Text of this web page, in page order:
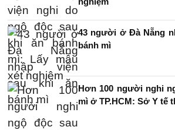
43 người ở Đà Nẵng
bánh mì
Hơn 100 người nghi
mì ở TP.HCM: Sở Y tế